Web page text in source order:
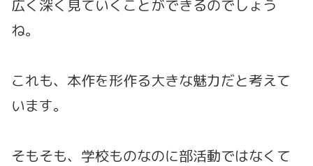
広く深く見ていくことができるのでしょう
ね。
これも、本作を形作る大きな魅力だと考えて
います。
そもそも、学校ものなのに部活動ではなくて